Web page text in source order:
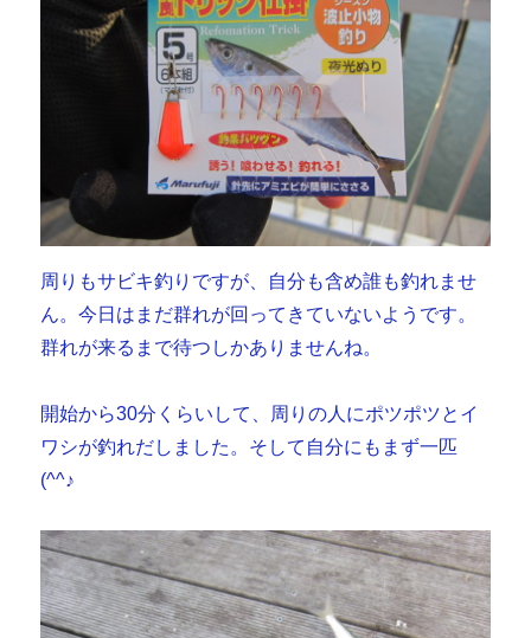
周りもサビキ釣りですが、自分も含め誰も釣れませ
ん。今日はまだ群れが回ってきていないようです。
群れが来るまで待つしかありませんね。
開始から30分くらいして、周りの人にポツポツとイ
ワシが釣れだしました。そして自分にもまず一匹
(^^♪